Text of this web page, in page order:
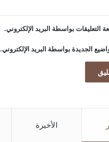
التعليقات بواسطة البريد الإلكتروني.
الجديدة بواسطة البريد الإلكتروني.
الأخيرة